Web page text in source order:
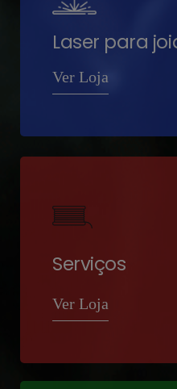
Laser para
Ver Loja
Serviços
Ver Loja